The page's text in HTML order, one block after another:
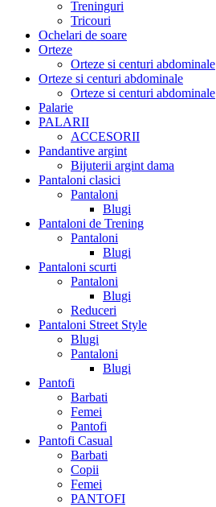
Treninguri
Tricouri
Ochelari de soare
Orteze
Orteze si centuri abdominale
Orteze si centuri abdominale
Orteze si centuri abdominale
Palarie
PALARII
ACCESORII
Pandantive argint
Bijuterii argint dama
Pantaloni clasici
Pantaloni
Blugi
Pantaloni de Trening
Pantaloni
Blugi
Pantaloni scurti
Pantaloni
Blugi
Reduceri
Pantaloni Street Style
Blugi
Pantaloni
Blugi
Pantofi
Barbati
Femei
Pantofi
Pantofi Casual
Barbati
Copii
Femei
PANTOFI